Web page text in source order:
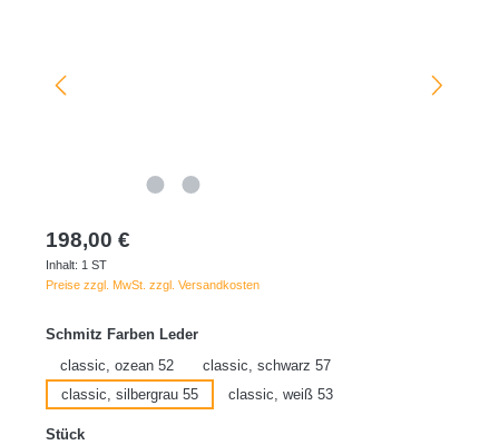
198,00 €
Inhalt: 1 ST
Preise zzgl. MwSt. zzgl. Versandkosten
Schmitz Farben Lederauswählen
classic, ozean 52
classic, schwarz 57
classic, silbergrau 55
classic, weiß 53
Stückauswählen